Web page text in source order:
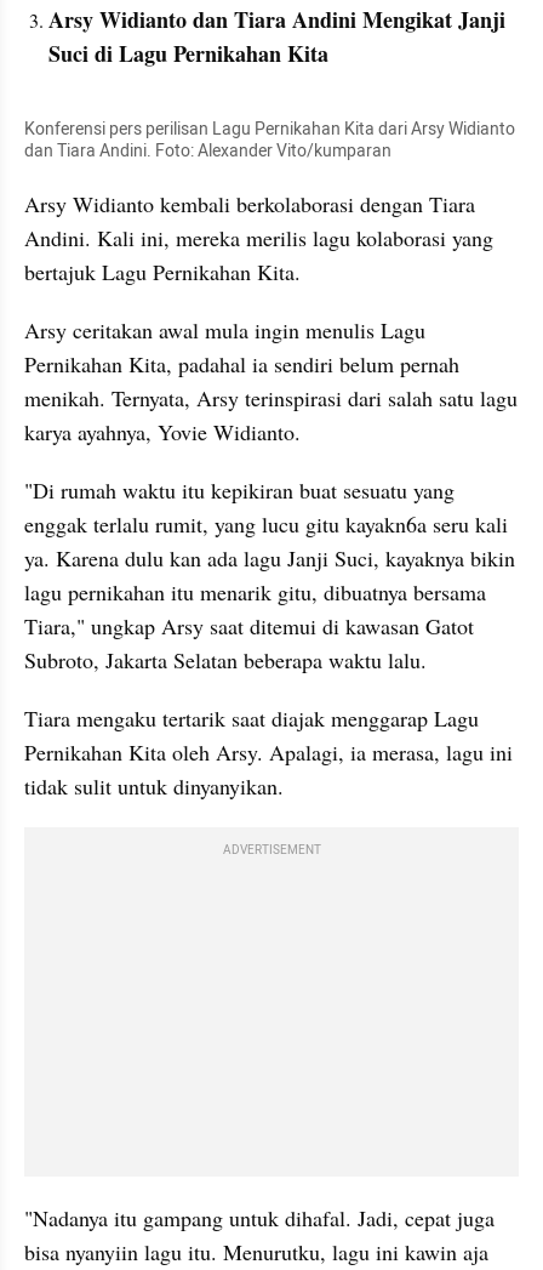
Arsy Widianto dan Tiara Andini Mengikat Janji
Suci di Lagu Pernikahan Kita
Konferensi pers perilisan Lagu Pernikahan Kita dari Arsy Widianto
dan Tiara Andini. Foto: Alexander Vito/kumparan
Arsy Widianto kembali berkolaborasi dengan Tiara
Andini. Kali ini, mereka merilis lagu kolaborasi yang
bertajuk Lagu Pernikahan Kita.
Arsy ceritakan awal mula ingin menulis Lagu
Pernikahan Kita, padahal ia sendiri belum pernah
menikah. Ternyata, Arsy terinspirasi dari salah satu lagu
karya ayahnya, Yovie Widianto.
"Di rumah waktu itu kepikiran buat sesuatu yang
enggak terlalu rumit, yang lucu gitu kayakn6a seru kali
ya. Karena dulu kan ada lagu Janji Suci, kayaknya bikin
lagu pernikahan itu menarik gitu, dibuatnya bersama
Tiara," ungkap Arsy saat ditemui di kawasan Gatot
Subroto, Jakarta Selatan beberapa waktu lalu.
Tiara mengaku tertarik saat diajak menggarap Lagu
Pernikahan Kita oleh Arsy. Apalagi, ia merasa, lagu ini
tidak sulit untuk dinyanyikan.
ADVERTISEMENT
"Nadanya itu gampang untuk dihafal. Jadi, cepat juga
bisa nyanyiin lagu itu. Menurutku, lagu ini kawin aja